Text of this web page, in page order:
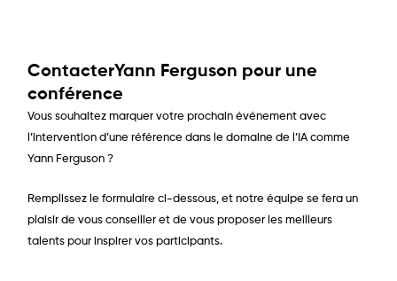
ContacterYann Ferguson pour une
conférence
Vous souhaitez marquer votre prochain événement avec
l’intervention d’une référence dans le domaine de l’IA comme
Yann Ferguson ?
Remplissez le formulaire ci-dessous, et notre équipe se fera un
plaisir de vous conseiller et de vous proposer les meilleurs
talents pour inspirer vos participants.